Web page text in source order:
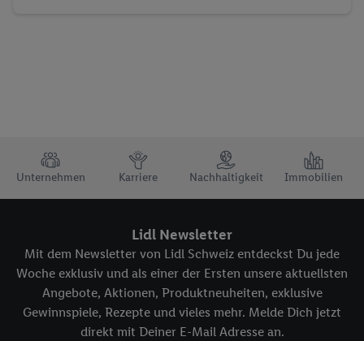
TRUSTBAR
Unternehmen Karriere Nachhaltigkeit Immobilien
Lidl Newsletter
Mit dem Newsletter von Lidl Schweiz entdeckst Du jede
Woche exklusiv und als einer der Ersten unsere aktuellsten
Angebote, Aktionen, Produktneuheiten, exklusive
Gewinnspiele, Rezepte und vieles mehr. Melde Dich jetzt
direkt mit Deiner E-Mail Adresse an.